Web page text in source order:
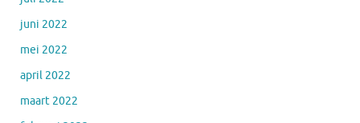
juni 2022
mei 2022
april 2022
maart 2022